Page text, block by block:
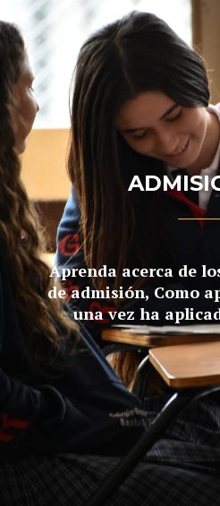
Aprenda acerca de
de admisión, Como
una vez ha